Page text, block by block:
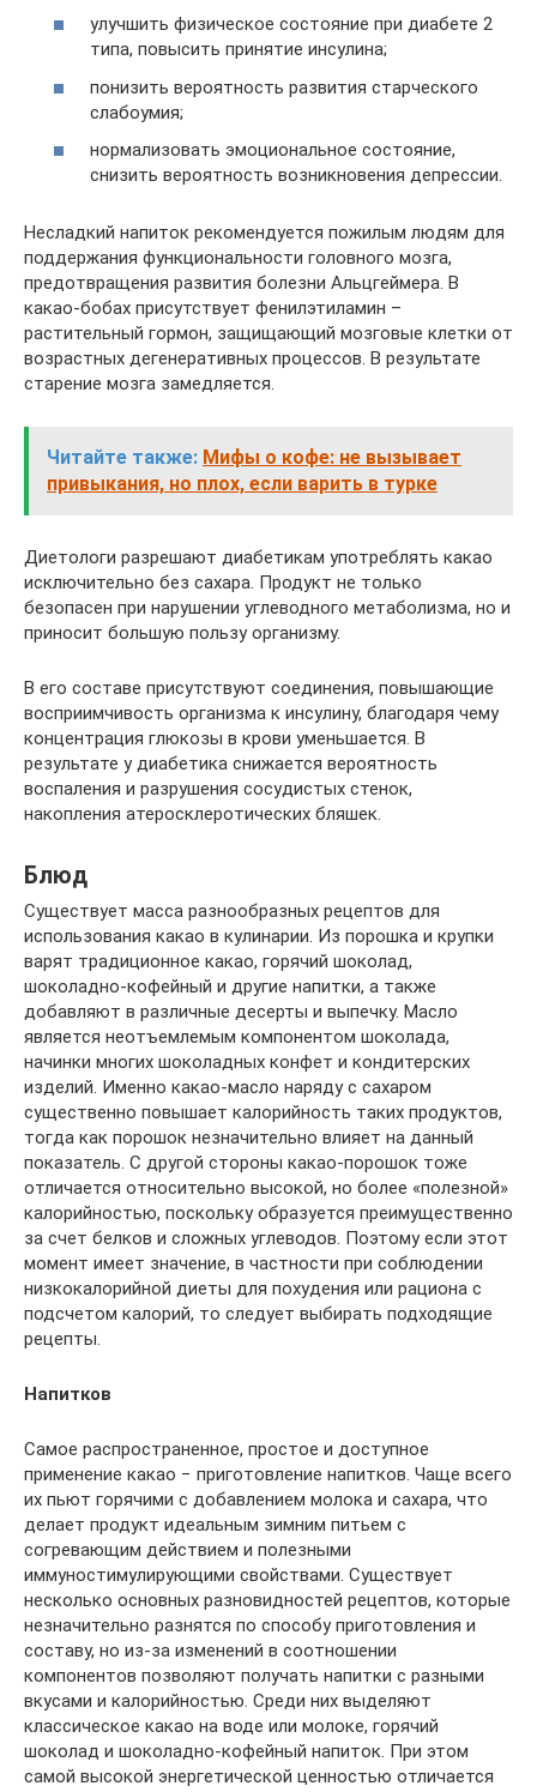
улучшить физическое состояние при диабете 2
типа, повысить принятие инсулина;
понизить вероятность развития старческого
слабоумия;
нормализовать эмоциональное состояние,
снизить вероятность возникновения депрессии.
Несладкий напиток рекомендуется пожилым людям для
поддержания функциональности головного мозга,
предотвращения развития болезни Альцгеймера. В
какао-бобах присутствует фенилэтиламин –
растительный гормон, защищающий мозговые клетки от
возрастных дегенеративных процессов. В результате
старение мозга замедляется.
Читайте также: Мифы о кофе: не вызывает
привыкания, но плох, если варить в турке
Диетологи разрешают диабетикам употреблять какао
исключительно без сахара. Продукт не только
безопасен при нарушении углеводного метаболизма, но и
приносит большую пользу организму.
В его составе присутствуют соединения, повышающие
восприимчивость организма к инсулину, благодаря чему
концентрация глюкозы в крови уменьшается. В
результате у диабетика снижается вероятность
воспаления и разрушения сосудистых стенок,
накопления атеросклеротических бляшек.
Блюд
Существует масса разнообразных рецептов для
использования какао в кулинарии. Из порошка и крупки
варят традиционное какао, горячий шоколад,
шоколадно-кофейный и другие напитки, а также
добавляют в различные десерты и выпечку. Масло
является неотъемлемым компонентом шоколада,
начинки многих шоколадных конфет и кондитерских
изделий. Именно какао-масло наряду с сахаром
существенно повышает калорийность таких продуктов,
тогда как порошок незначительно влияет на данный
показатель. С другой стороны какао-порошок тоже
отличается относительно высокой, но более «полезной»
калорийностью, поскольку образуется преимущественно
за счет белков и сложных углеводов. Поэтому если этот
момент имеет значение, в частности при соблюдении
низкокалорийной диеты для похудения или рациона с
подсчетом калорий, то следует выбирать подходящие
рецепты.
Напитков
Самое распространенное, простое и доступное
применение какао − приготовление напитков. Чаще всего
их пьют горячими с добавлением молока и сахара, что
делает продукт идеальным зимним питьем с
согревающим действием и полезными
иммуностимулирующими свойствами. Существует
несколько основных разновидностей рецептов, которые
незначительно разнятся по способу приготовления и
составу, но из-за изменений в соотношении
компонентов позволяют получать напитки с разными
вкусами и калорийностью. Среди них выделяют
классическое какао на воде или молоке, горячий
шоколад и шоколадно-кофейный напиток. При этом
самой высокой энергетической ценностью отличается